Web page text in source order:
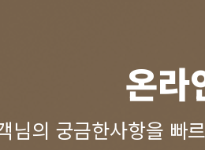
온라
님의 궁금한사항을 빠